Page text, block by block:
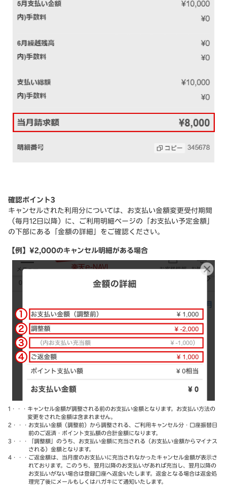
確認ポイント3
キャンセルされた利用分については、お支払い金額変更受付期間
（毎月12日以降）に、ご利用明細ページの「お支払い予定金額」
の下部にある「金額の詳細」をご確認ください。
【例】¥2,000のキャンセル明細がある場合
1・・・ キャンセル金額が調整される前のお支払い金額となります。お支払い方法の
変更をされた金額は含まれません。
2・・・ お支払い金額（調整前）から調整される、ご利用キャンセル分・口座振替日
前のご返済・ポイント支払額の合計金額になります。
3・・・
「調整額」のうち、お支払い金額に充当される（お支払い金額からマイナス
される）金額となります。
4・・・ ご返金額は、当月度のお支払いに充当されなかったキャンセル金額が表示さ
れております。このうち、翌月以降のお支払いがあれば充当し、翌月以降の
お支払いがない場合は登録口座へ返金いたします。返金となる場合は返金処
理完了後にメールもしくはハガキにて通知いたします。